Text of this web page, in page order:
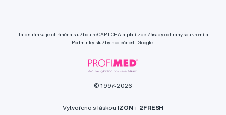
Tato stránka je chráněna službou reCAPTCHA a platí zde Zásady ochrany soukromí a
Podmínky službyspolečnosti Google.
© 1997-2026
Vytvořeno s láskou IZON + 2FRESH